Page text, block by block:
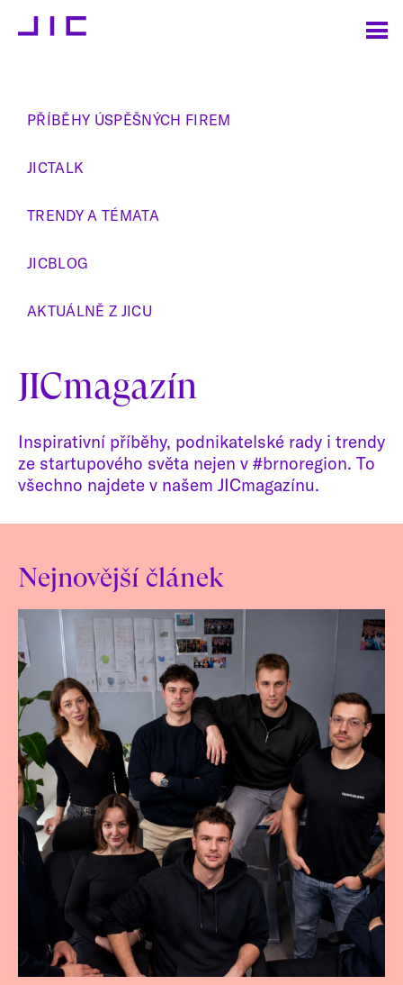
PŘÍBĚHY ÚSPĚŠNÝCH FIREM
JICTALK
TRENDY A TÉMATA
JICBLOG
AKTUÁLNĚ Z JICU
JICmagazín
Inspirativní příběhy, podnikatelské rady i trendy
ze startupového světa nejen v #brnoregion. To
všechno najdete v našem JICmagazínu.
Nejnovější článek